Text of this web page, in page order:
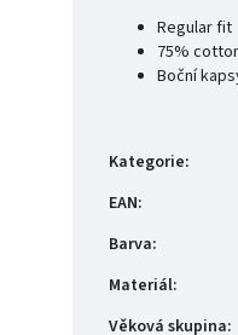
Regular fit
75%
Boční
Kategorie:
EAN:
Barva:
Materiál:
Věková skupina: